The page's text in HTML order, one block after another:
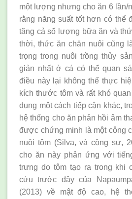
một lượng nhưng cho ăn 6 lần/
rằng năng suất tốt hơn có thể
tăng cả số lượng bữa ăn và
thời, thức ăn chăn nuôi cũng
trọng trong nuôi trồng thủy
giản nhất ở cá có thể quan
điều này lại không thể thực
kích thước tôm và rất khó
dụng một cách tiếp cận khác,
hệ thống cho ăn phản hồi âm
được chứng minh là một công
nuôi tôm (Silva, và cộng sự,
cho ăn này phản ứng với
trưng do tôm tạo ra trong khi
cứu trước đây của
(2013) về mật độ cao, hệ